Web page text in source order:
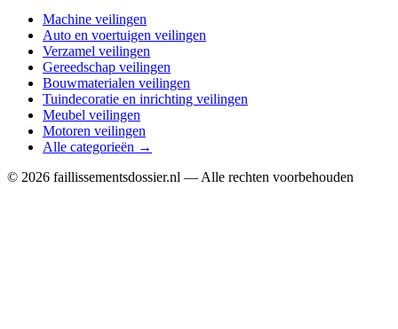
Machine veilingen
Auto en voertuigen veilingen
Verzamel veilingen
Gereedschap veilingen
Bouwmaterialen veilingen
Tuindecoratie en inrichting veilingen
Meubel veilingen
Motoren veilingen
Alle categorieën →
© 2026 faillissementsdossier.nl — Alle rechten voorbehouden